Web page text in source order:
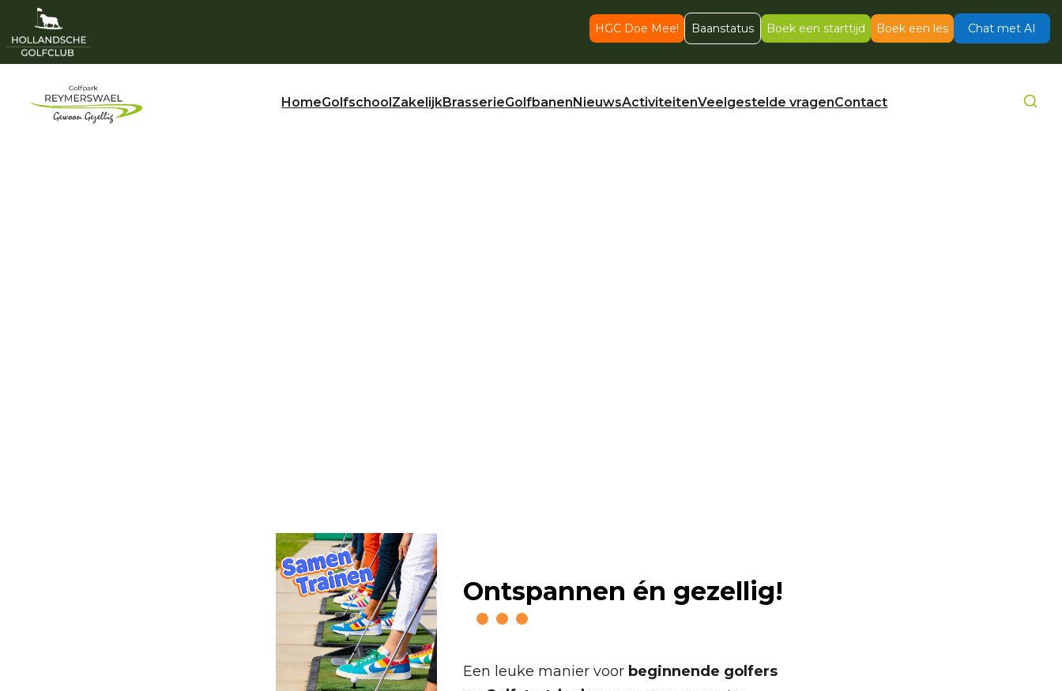
HGC Doe Mee! Baanstatus Boek een starttijd Boek een les Chat met AI
HomeGolfschoolZakelijkBrasserieGolfbanenNieuwsActiviteitenVeelgestelde vragenContact
Ontspannen én gezellig!
Een leuke manier voor beginnende golfers